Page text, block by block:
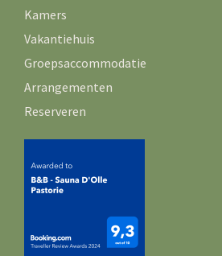
Kamers
Vakantiehuis
Groepsaccommodatie
Arrangementen
Reserveren